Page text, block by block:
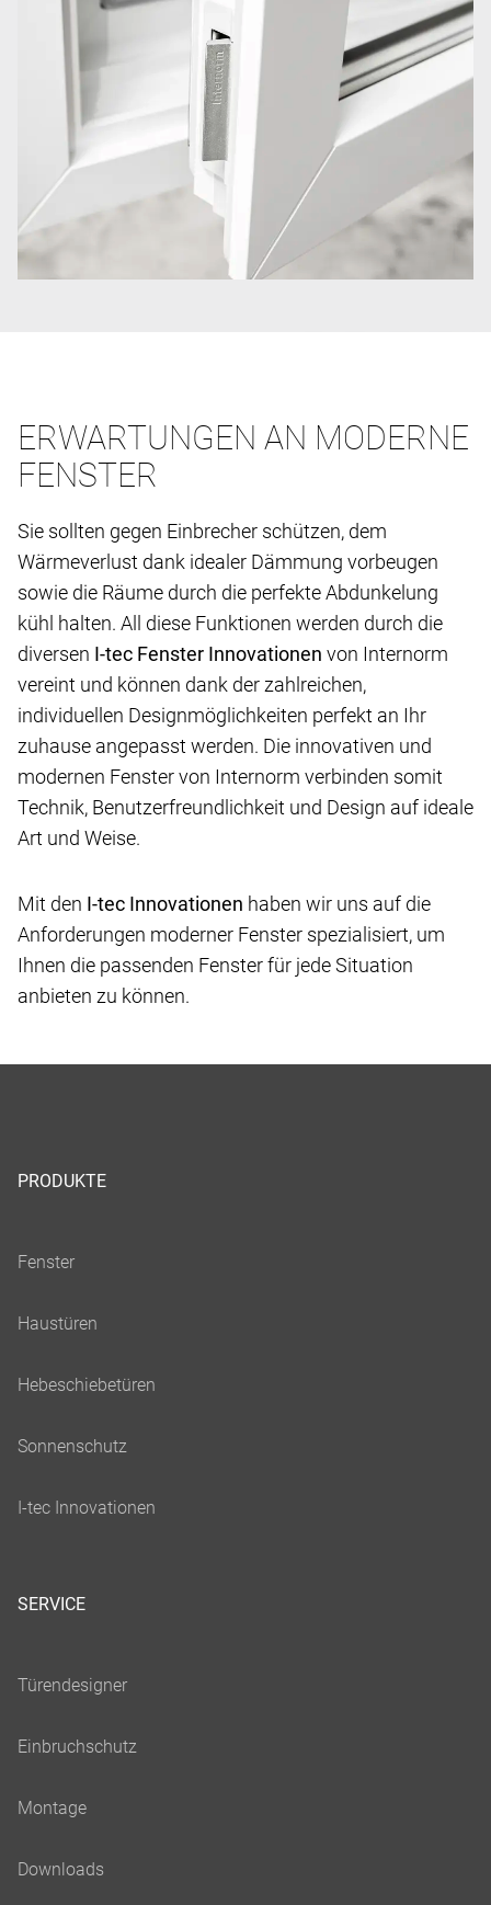
ERWARTUNGEN AN MODERNE
FENSTER
Sie sollten gegen Einbrecher schützen, dem
Wärmeverlust dank idealer Dämmung vorbeugen
sowie die Räume durch die perfekte Abdunkelung
kühl halten. All diese Funktionen werden durch die
diversen I-tec Fenster Innovationen von Internorm
vereint und können dank der zahlreichen,
individuellen Designmöglichkeiten perfekt an Ihr
zuhause angepasst werden. Die innovativen und
modernen Fenster von Internorm verbinden somit
Technik, Benutzerfreundlichkeit und Design auf ideale
Art und Weise.
Mit den I-tec Innovationen haben wir uns auf die
Anforderungen moderner Fenster spezialisiert, um
Ihnen die passenden Fenster für jede Situation
anbieten zu können.
PRODUKTE
SERVICE